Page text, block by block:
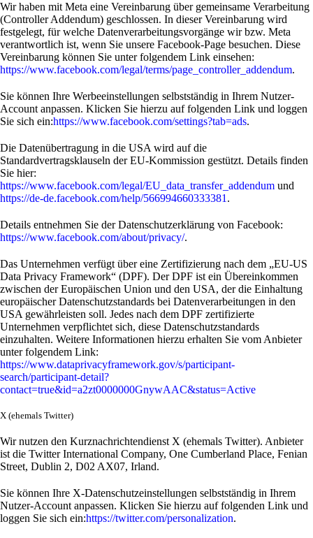
Wir haben mit Meta eine Vereinbarung über gemeinsame Verarbeitung
(Controller Addendum) geschlossen. In dieser Vereinbarung wird
festgelegt, für welche Datenverarbeitungsvorgänge wir bzw. Meta
verantwortlich ist, wenn Sie unsere Facebook-Page besuchen. Diese
Vereinbarung können Sie unter folgendem Link einsehen:
https://www.facebook.com/legal/terms/page_controller_addendum.
Sie können Ihre Werbeeinstellungen selbstständig in Ihrem Nutzer-
Account anpassen. Klicken Sie hierzu auf folgenden Link und loggen
Sie sich ein:https://www.facebook.com/settings?tab=ads.
Die Datenübertragung in die USA wird auf die
Standardvertragsklauseln der EU-Kommission gestützt. Details finden
Sie hier:
https://www.facebook.com/legal/EU_data_transfer_addendum und
https://de-de.facebook.com/help/566994660333381 .
Details entnehmen Sie der Datenschutzerklärung von Facebook:
https://www.facebook.com/about/privacy/.
Das Unternehmen verfügt über eine Zertifizierung nach dem „EU-US
Data Privacy Framework“ (DPF). Der DPF ist ein Übereinkommen
zwischen der Europäischen Union und den USA, der die Einhaltung
europäischer Datenschutzstandards bei Datenverarbeitungen in den
USA gewährleisten soll. Jedes nach dem DPF zertifizierte
Unternehmen verpflichtet sich, diese Datenschutzstandards
einzuhalten. Weitere Informationen hierzu erhalten Sie vom Anbieter
unter folgendem Link:
https://www.dataprivacyframework.gov/s/participant-
search/participant-detail?
contact=true&id=a2zt0000000GnywAAC&status=Active
X (ehemals Twitter)
Wir nutzen den Kurznachrichtendienst X (ehemals Twitter). Anbieter
ist die Twitter International Company, One Cumberland Place, Fenian
Street, Dublin 2, D02 AX07, Irland.
Sie können Ihre X-Datenschutzeinstellungen selbstständig in Ihrem
Nutzer-Account anpassen. Klicken Sie hierzu auf folgenden Link und
loggen Sie sich ein:https://twitter.com/personalization.